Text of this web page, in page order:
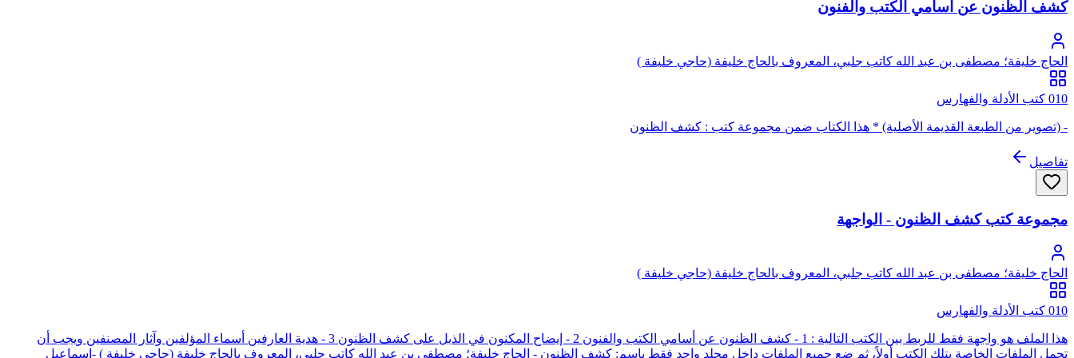
كشف الظنون عن أسامي الكتب والفنون
الحاج خليفة؛ مصطفى بن عبد الله كاتب جلبي، المعروف بالحاج خليفة (حاجي خليفة )
010 كتب الأدلة والفهارس
- (تصوير من الطبعة القديمة الأصلية) * هذا الكتاب ضمن مجموعة كتب : كشف الظنون
تفاصيل
مجموعة كتب كشف الظنون - الواجهة
الحاج خليفة؛ مصطفى بن عبد الله كاتب جلبي، المعروف بالحاج خليفة (حاجي خليفة )
010 كتب الأدلة والفهارس
هذا الملف هو واجهة فقط للربط بين الكتب التالية : 1 - كشف الظنون عن أسامي الكتب والفنون 2 - إيضاح المكنون في الذيل على كشف الظنون 3 - هدية العارفين أسماء المؤلفين وآثار المصنفين ويجب أن
تحمل الملفات الخاصة بتلك الكتب أولاً، ثم ضع جميع الملفات داخل مجلد واحد فقط باسم: كشف الظنون - الحاج خليفة؛ مصطفى بن عبد الله كاتب جلبي، المعروف بالحاج خليفة (حاجي خليفة ) -إسماعيل